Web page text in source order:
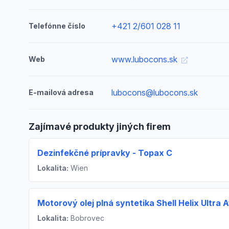
Telefónne číslo +421 2/601 028 11
Web www.lubocons.sk
E-mailová adresa lubocons@lubocons.sk
Zajímavé produkty jiných firem
Dezinfekčné prípravky - Topax C
Lokalita: Wien
Motorový olej plná syntetika Shell Helix Ultra
Lokalita: Bobrovec